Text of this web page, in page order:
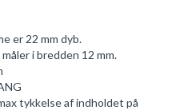
er 22 mm dyb.
i bredden 12 mm.
tykkelse af indholdet på